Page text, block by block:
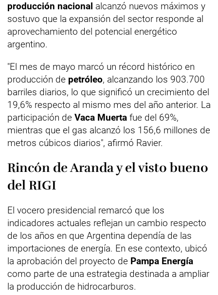
producción nacional alcanzó nuevos máximos y
sostuvo que la expansión del sector responde al
aprovechamiento del potencial energético
argentino.
"El mes de mayo marcó un récord histórico en
producción de petróleo, alcanzando los 903.700
barriles diarios, lo que significó un crecimiento del
19,6% respecto al mismo mes del año anterior. La
participación de Vaca Muerta fue del 69%,
mientras que el gas alcanzó los 156,6 millones de
metros cúbicos diarios", afirmó Ravier.
Rincón de Aranda y el visto bueno
del RIGI
El vocero presidencial remarcó que los
indicadores actuales reflejan un cambio respecto
de los años en que Argentina dependía de las
importaciones de energía. En ese contexto, ubicó
la aprobación del proyecto de Pampa Energía
como parte de una estrategia destinada a ampliar
la producción de hidrocarburos.